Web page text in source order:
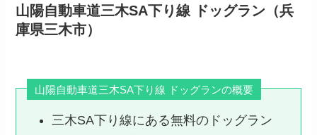
山陽自動車道三木SA下り線 ドッグラン（兵
庫県三木市）
山陽自動車道三木SA下り線 ドッグランの概要
三木SA下り線にある無料のドッグラン